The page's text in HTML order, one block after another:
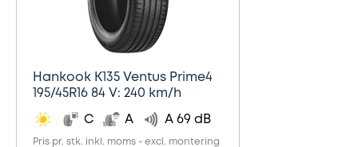
Tandrem
Trailertjek
Serviceaftale
Hankook K135 Ventus Prime4
195/45R16 84 V: 240 km/h
C A A 69 dB
Pris pr. stk. inkl. moms - excl. montering